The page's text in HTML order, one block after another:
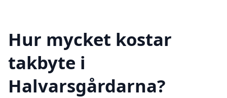
Hur mycket kostar
takbyte i
Halvarsgårdarna?